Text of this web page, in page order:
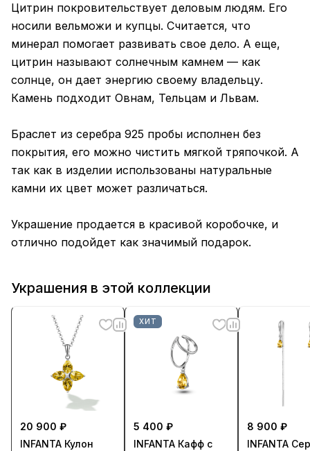
Цитрин покровительствует деловым людям. Его
носили вельможи и купцы. Считается, что
минерал помогает развивать свое дело. А еще,
цитрин называют солнечным камнем — как
солнце, он дает энергию своему владельцу.
Камень подходит Овнам, Тельцам и Львам.
Браслет из серебра 925 пробы исполнен без
покрытия, его можно чистить мягкой тряпочкой. А
так как в изделии использованы натуральные
камни их цвет может различаться.
Украшение продается в красивой коробочке, и
отлично подойдет как значимый подарок.
Украшения в этой коллекции
20 900 ₽
INFANTA Кулон
ХИТ
5 400 ₽
INFANTA Кафф с
8 900 ₽
INFANTA